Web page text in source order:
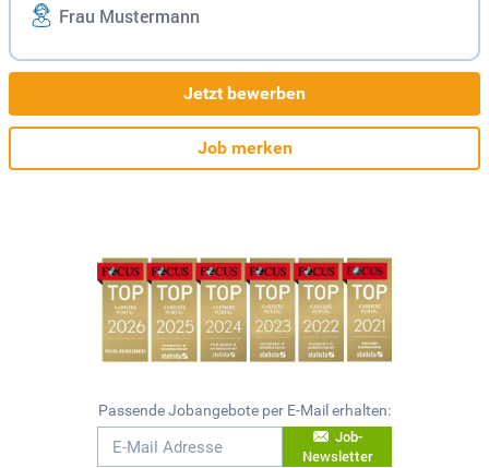
Frau Mustermann
Jetzt bewerben
Job merken
Passende Jobangebote per E-Mail erhalten:
Job-
Newsletter